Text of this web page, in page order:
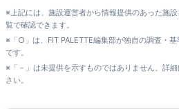
※上記には、施設運営者から情報提供のあった施
覧で確認できます。
※「○」は、FIT PALETTE編集部が独自の調査・
です。
※「－」は未提供を示すものではありません。詳
さい。